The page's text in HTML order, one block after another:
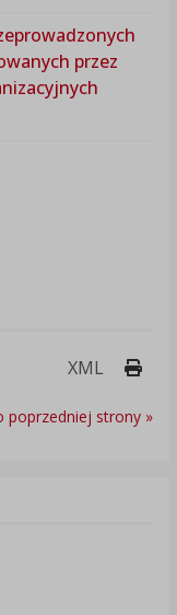
przez
XML
poprzedniej strony »